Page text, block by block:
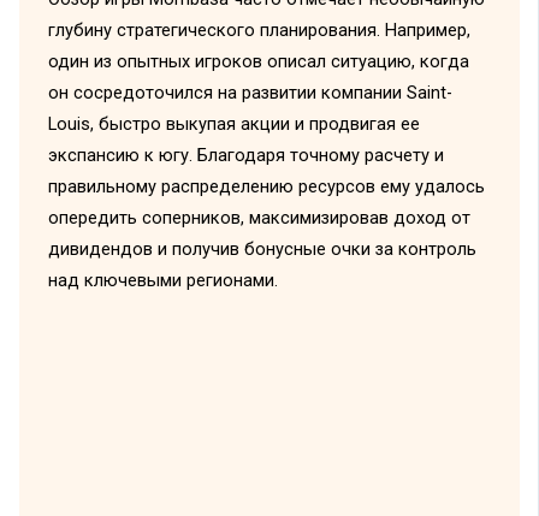
глубину стратегического планирования. Например,
один из опытных игроков описал ситуацию, когда
он сосредоточился на развитии компании Saint-
Louis, быстро выкупая акции и продвигая ее
экспансию к югу. Благодаря точному расчету и
правильному распределению ресурсов ему удалось
опередить соперников, максимизировав доход от
дивидендов и получив бонусные очки за контроль
над ключевыми регионами.